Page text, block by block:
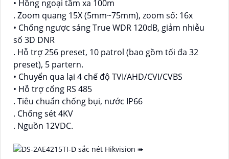
• Hồng ngoại tầm xa 100m
. Zoom quang 15X (5mm~75mm), zoom số: 16x
• Chống ngược sáng True WDR 120dB, giảm nhiễu
số 3D DNR
. Hỗ trợ 256 preset, 10 patrol (bao gồm tối đa 32
preset), 5 partern.
• Chuyển qua lại 4 chế độ TVI/AHD/CVI/CVBS
• Hỗ trợ cổng RS 485
. Tiêu chuẩn chống bụi, nước IP66
. Chống sét 4KV
. Nguồn 12VDC.